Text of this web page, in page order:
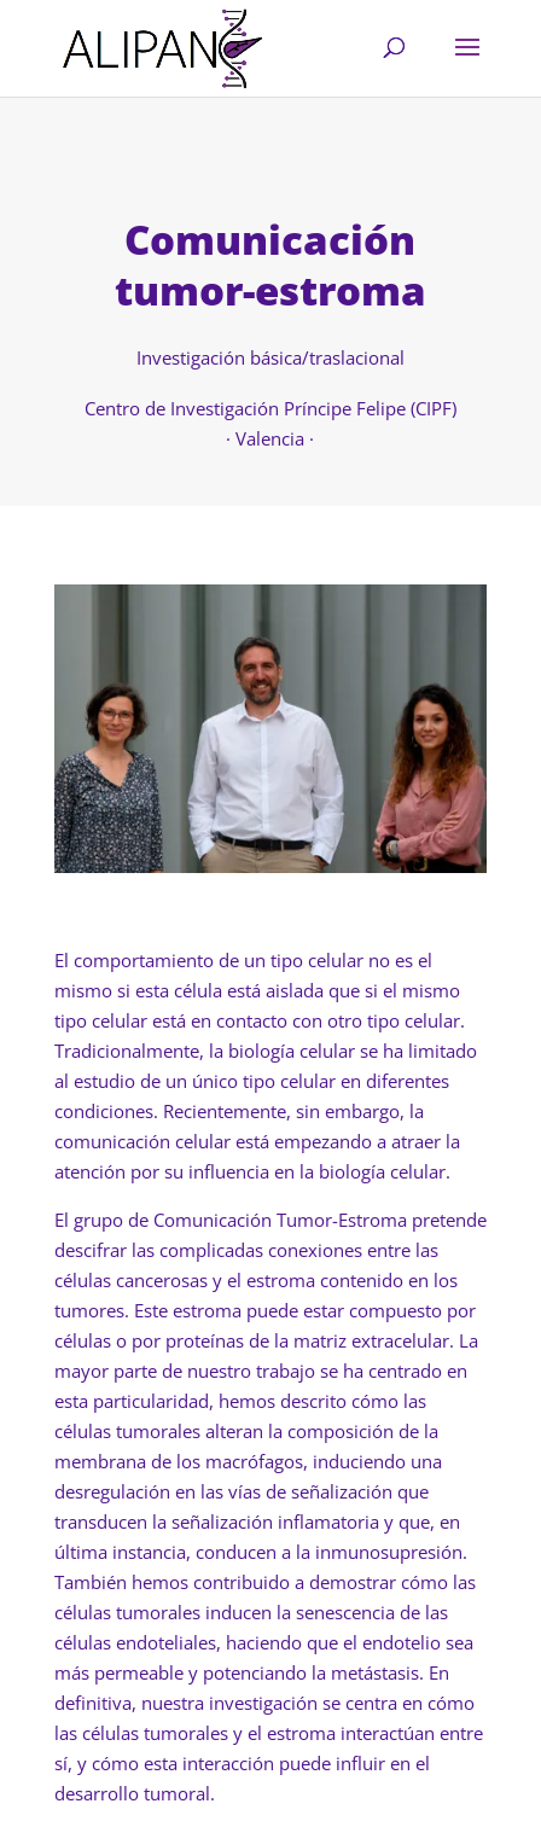
Comunicación
tumor-estroma
Investigación básica/traslacional
Centro de Investigación Príncipe Felipe (CIPF)
· Valencia ·
El comportamiento de un tipo celular no es el
mismo si esta célula está aislada que si el mismo
tipo celular está en contacto con otro tipo celular.
Tradicionalmente, la biología celular se ha limitado
al estudio de un único tipo celular en diferentes
condiciones. Recientemente, sin embargo, la
comunicación celular está empezando a atraer la
atención por su influencia en la biología celular.
El grupo de Comunicación Tumor-Estroma pretende
descifrar las complicadas conexiones entre las
células cancerosas y el estroma contenido en los
tumores. Este estroma puede estar compuesto por
células o por proteínas de la matriz extracelular. La
mayor parte de nuestro trabajo se ha centrado en
esta particularidad, hemos descrito cómo las
células tumorales alteran la composición de la
membrana de los macrófagos, induciendo una
desregulación en las vías de señalización que
transducen la señalización inflamatoria y que, en
última instancia, conducen a la inmunosupresión.
También hemos contribuido a demostrar cómo las
células tumorales inducen la senescencia de las
células endoteliales, haciendo que el endotelio sea
más permeable y potenciando la metástasis. En
definitiva, nuestra investigación se centra en cómo
las células tumorales y el estroma interactúan entre
sí, y cómo esta interacción puede influir en el
desarrollo tumoral.